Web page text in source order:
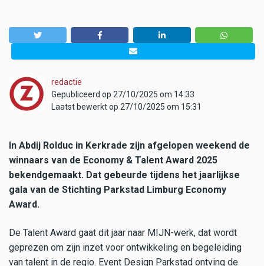
redactie
Gepubliceerd op 27/10/2025 om 14:33
Laatst bewerkt op 27/10/2025 om 15:31
In Abdij Rolduc in Kerkrade zijn afgelopen weekend de
winnaars van de Economy & Talent Award 2025
bekendgemaakt. Dat gebeurde tijdens het jaarlijkse
gala van de Stichting Parkstad Limburg Economy
Award.
De Talent Award gaat dit jaar naar MIJN-werk, dat wordt
geprezen om zijn inzet voor ontwikkeling en begeleiding
van talent in de regio. Event Design Parkstad ontving de